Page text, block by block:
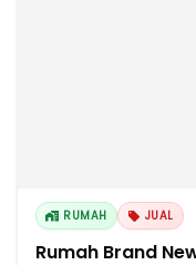
RUMAH JUAL
Rumah Brand